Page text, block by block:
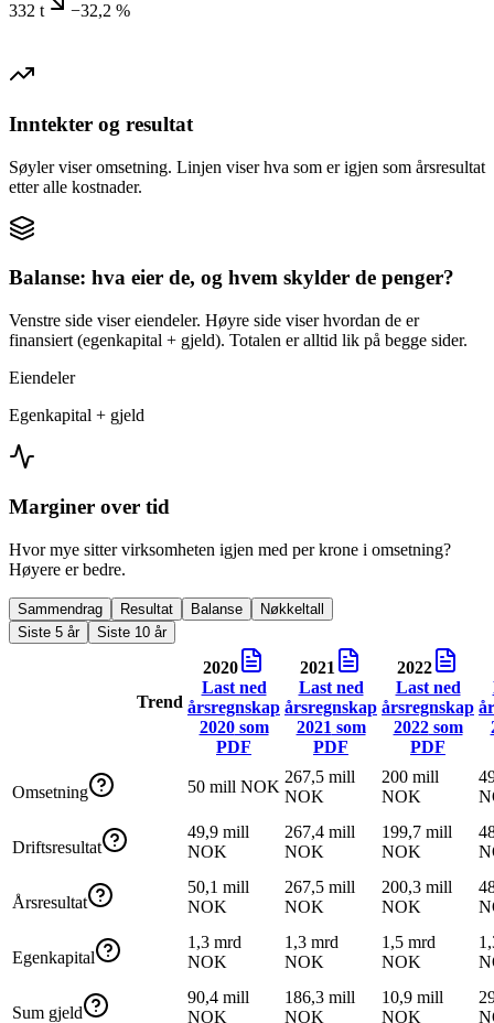
332 t
−32,2 %
Inntekter og resultat
Søyler viser omsetning. Linjen viser hva som er igjen som årsresultat
etter alle kostnader.
Balanse: hva eier de, og hvem skylder de penger?
Venstre side viser eiendeler. Høyre side viser hvordan de er
finansiert (egenkapital + gjeld). Totalen er alltid lik på begge sider.
Eiendeler
Egenkapital + gjeld
Marginer over tid
Hvor mye sitter virksomheten igjen med per krone i omsetning?
Høyere er bedre.
Sammendrag Resultat Balanse
Nøkkeltall
Siste 5 år
Siste 10 år
Trend
2020
Last ned
årsregnskap
2020som
PDF
2021
Last ned
årsregnskap
2021 som
PDF
2022
Last ned
årsregnskap
2022som
PDF
Omsetning 50 mill NOK
267,5 mill
NOK
200 mill
NOK
Driftsresultat
49,9 mill
NOK
267,4 mill
NOK
199,7 mill
NOK
Årsresultat
50,1 mill
NOK
267,5 mill
NOK
200,3 mill
NOK
Egenkapital
1,3 mrd
NOK
1,3 mrd
NOK
1,5 mrd
NOK
Sum gjeld
90,4 mill
NOK
186,3 mill
NOK
10,9 mill
NOK